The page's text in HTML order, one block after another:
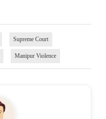
Supreme Court
Manipur Violence